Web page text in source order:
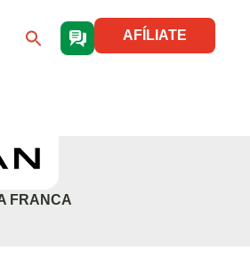
AFÍLIATE
FRANCA